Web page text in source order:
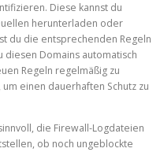
Diese kannst du
herunterladen oder
du die entsprechenden Regeln
diesen Domains automatisch
Regeln regelmäßig zu
einen dauerhaften Schutz zu
die Firewall-Logdateien
ob noch ungeblockte